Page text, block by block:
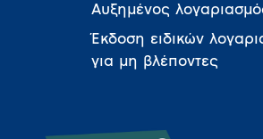
Αυξημένος
Έκδοση ειδικών
για μη βλέποντες